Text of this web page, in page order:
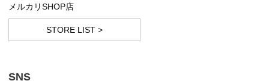
メルカリSHOP店
STORE LIST >
SNS